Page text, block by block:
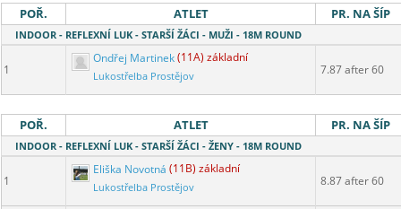
POŘ. ATLET PR. NA ŠÍP
INDOOR - REFLEXNÍ LUK - STARŠÍ ŽÁCI - MUŽI - 18M ROUND
1
Ondřej Martinek(11A) základní
Lukostřelba Prostějov 7.87 after 60
POŘ. ATLET PR. NA ŠÍP
INDOOR - REFLEXNÍ LUK - STARŠÍ ŽÁCI - ŽENY - 18M ROUND
1
Eliška Novotná (11B) základní
Lukostřelba Prostějov 8.87 after 60